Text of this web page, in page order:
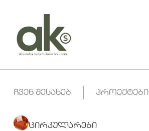
ᲩᲕᲔᲜ ᲨᲔᲡᲐᲮᲔᲑ ᲞᲠᲝᲔᲥᲢᲔᲑᲘ
ᲪᲘᲠᲙᲣᲚᲐᲠᲔᲑᲘ